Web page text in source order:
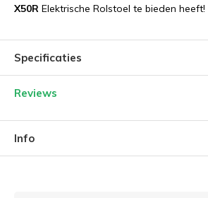
X50R Elektrische Rolstoel te bieden heeft!
Specificaties
Reviews
Info